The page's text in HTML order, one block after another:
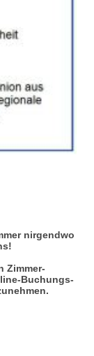
nirgendwo
Zimmer-
Buchungs-